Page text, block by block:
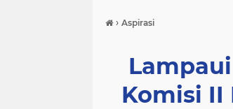
› Aspirasi
Komisi II